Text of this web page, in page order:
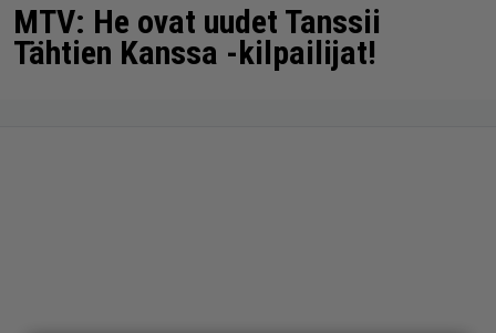
MTV: He ovat uudet Tanssii
Tähtien Kanssa -kilpailijat!